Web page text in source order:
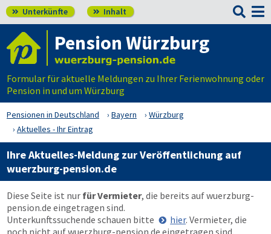
 Unterkünfte  Inhalt 
Pension Würzburg
Formular für aktuelle Meldungen zu Ihrer Ferienwohnung oder
Pension in und um Würzburg
Pensionen in Deutschland Bayern
Würzburg
Aktuelles - Ihr Eintrag
Ihre Aktuelles-Meldung zur Veröffentlichung auf
wuerzburg-pension.de
Diese Seite ist nur für Vermieter, die bereits aufwuerzburg-
pension.de eingetragen sind.
Unterkunftssuchende schauen bitte
hier. Vermieter, die
noch nicht aufwuerzburg-pension.de eingetragen sind,